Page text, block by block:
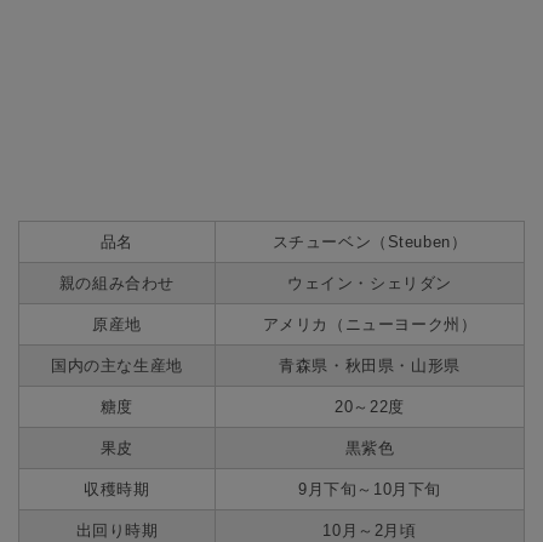
品名 スチューベン（Steuben）
親の組み合わせ ウェイン・シェリダン
原産地 アメリカ（ニューヨーク州）
国内の主な生産地 青森県・秋田県・山形県
糖度 20～22度
果皮 黒紫色
収穫時期 9月下旬～10月下旬
出回り時期 10月～2月頃